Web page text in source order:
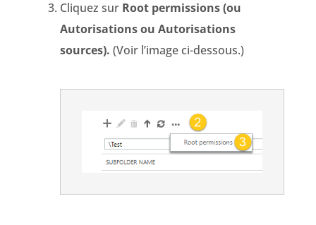
Cliquez sur Root permissions (ou
Autorisations ou Autorisations
sources). (Voir l’image ci-dessous.)